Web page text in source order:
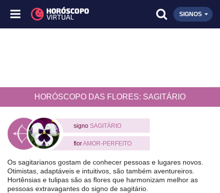
SIGNOS
HORÓSCOPO DAS FLORES: SAGITÁRIO
signo SAGITÁRIO
florAMOR-PERFEITO
Os sagitarianos gostam de conhecer pessoas e lugares novos.
Otimistas, adaptáveis e intuitivos, são também aventureiros.
Hortênsias e tulipas são as flores que harmonizam melhor as
pessoas extravagantes do signo de sagitário.